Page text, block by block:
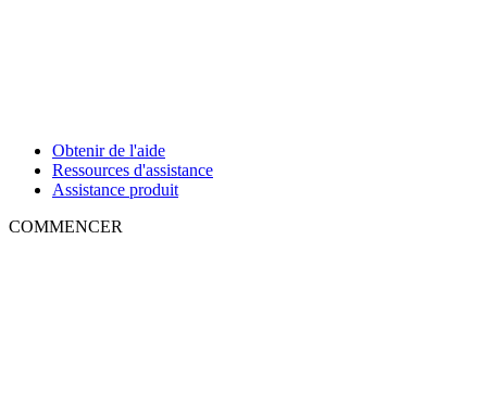
Obtenir de l'aide
Ressources d'assistance
Assistance produit
COMMENCER